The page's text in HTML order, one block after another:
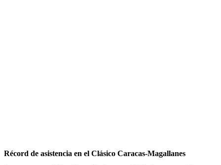
Récord de asistencia en el Clásico Caracas-Magallanes